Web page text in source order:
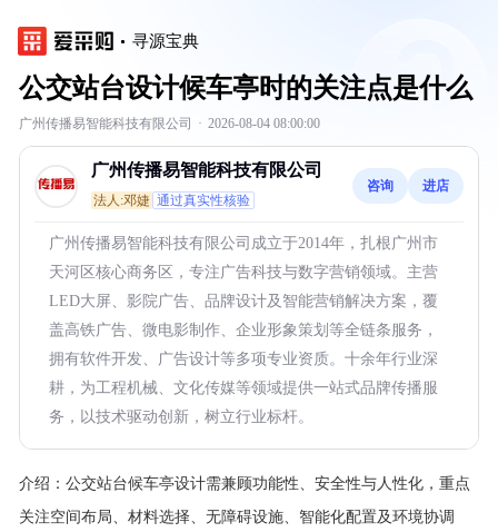
寻源宝典
公交站台设计候车亭时的关注点是什么
广州传播易智能科技有限公司 · 2026-08-04 08:00:00
广州传播易智能科技有限公司
法人:邓婕 通过真实性核验
咨询 进店
广州传播易智能科技有限公司成立于2014年，扎根广州市
天河区核心商务区，专注广告科技与数字营销领域。主营
LED大屏、影院广告、品牌设计及智能营销解决方案，覆
盖高铁广告、微电影制作、企业形象策划等全链条服务，
拥有软件开发、广告设计等多项专业资质。十余年行业深
耕，为工程机械、文化传媒等领域提供一站式品牌传播服
务，以技术驱动创新，树立行业标杆。
介绍： 公交站台候车亭设计需兼顾功能性、安全性与人性化，重点
关注空间布局、材料选择、无障碍设施、智能化配置及环境协调